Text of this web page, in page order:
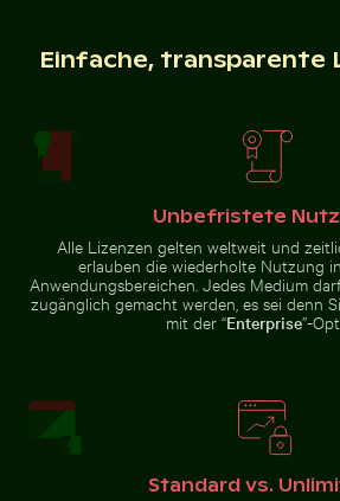
Gelbe Blumen
blühen auf
Gefrorener Ast mit kunstvollen
Eisformationen
Historische Gebäude entlang
Historische Gebäude entlang der
Oderberger Str. in Berlin
Helle
Helle
Einfache, transparente
Unbefristete
Alle Lizenzen gelten weltweit und
erlauben die wiederholte Nutzung
Anwendungsbereichen. Jedes Medium
zugänglich gemacht werden, es sei denn
mit der “Enterprise”-
Standard vs.